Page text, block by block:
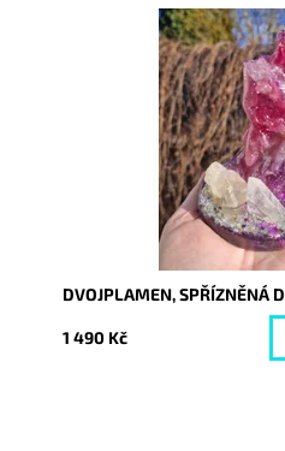
Vyprodáno
10514
DVOJPLAMEN, SPŘÍZNĚNÁ
1 490 Kč